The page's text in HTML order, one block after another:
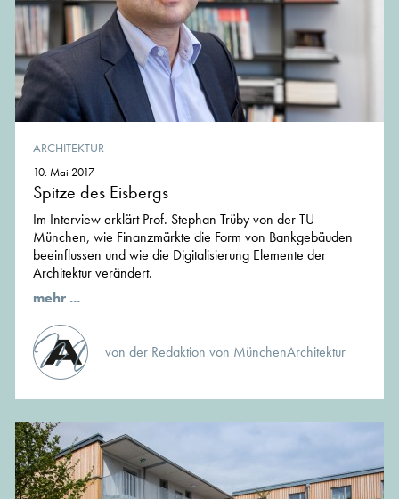
ARCHITEKTUR
10. Mai 2017
Spitze des Eisbergs
Im Interview erklärt Prof. Stephan Trüby von der TU
München, wie Finanzmärkte die Form von Bankgebäuden
beeinflussen und wie die Digitalisierung Elemente der
Architektur verändert.
mehr ...
von der Redaktion von MünchenArchitektur